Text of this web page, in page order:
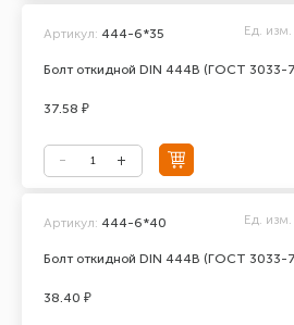
Болт откидной DIN 444В (ГОСТ 3033-
Артикул: 444-6*35 Ед. изм.
37.58 ₽
Болт откидной DIN 444В (ГОСТ
Артикул: 444-6*40 Ед. изм.
38.40 ₽